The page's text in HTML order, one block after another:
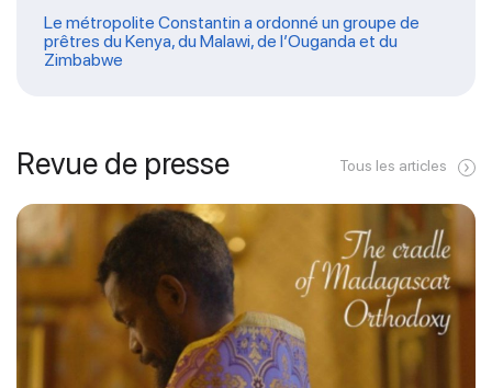
Le métropolite Constantin a ordonné un groupe de
prêtres du Kenya, du Malawi, de l’Ouganda et du
Zimbabwe
Revue de presse Tous les articles